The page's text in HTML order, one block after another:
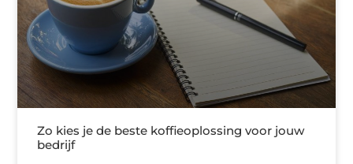
Zo kies je de beste koffieoplossing voor jouw
bedrijf